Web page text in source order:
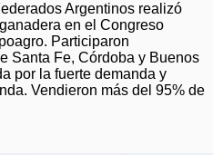
Argentinos realizó
en el Congreso
Participaron
Santa Fe, Córdoba y Buenos
por la fuerte demanda y
Vendieron más del 95% de